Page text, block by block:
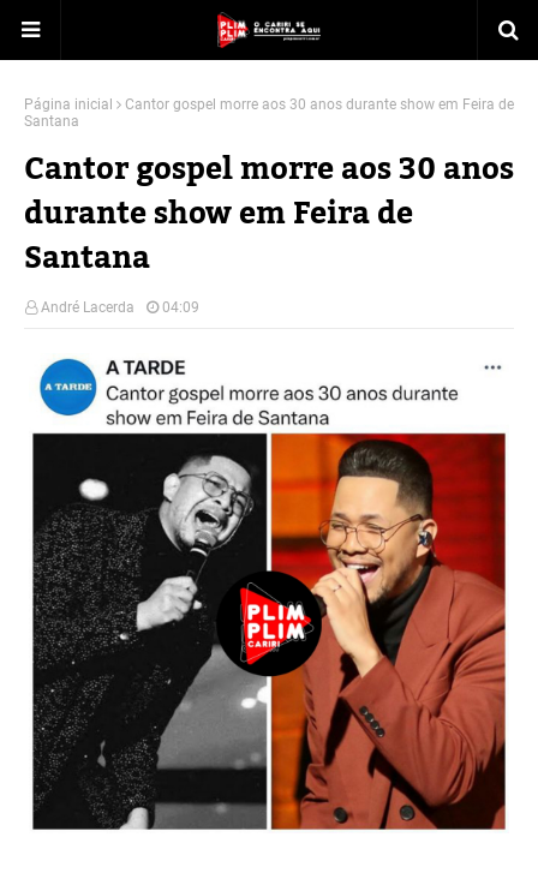
Página inicial
Cantor gospel morre aos 30 anos durante show em Feira de
Santana
Cantor gospel morre aos 30 anos
durante show em Feira de
Santana
André Lacerda 04:09